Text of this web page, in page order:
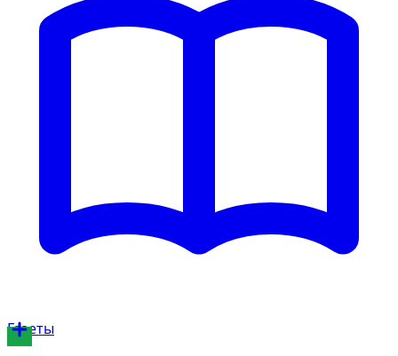
Газеты